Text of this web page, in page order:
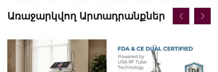
Առաջարկվող Արտադրանքներ